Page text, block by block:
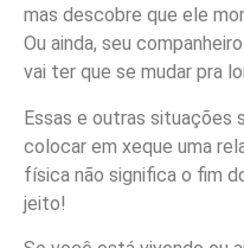
mas descobre que ele
Ou ainda, seu
vai ter que se mudar pra
Essas e outras situações
colocar em xeque uma
física não significa o fim
jeito!